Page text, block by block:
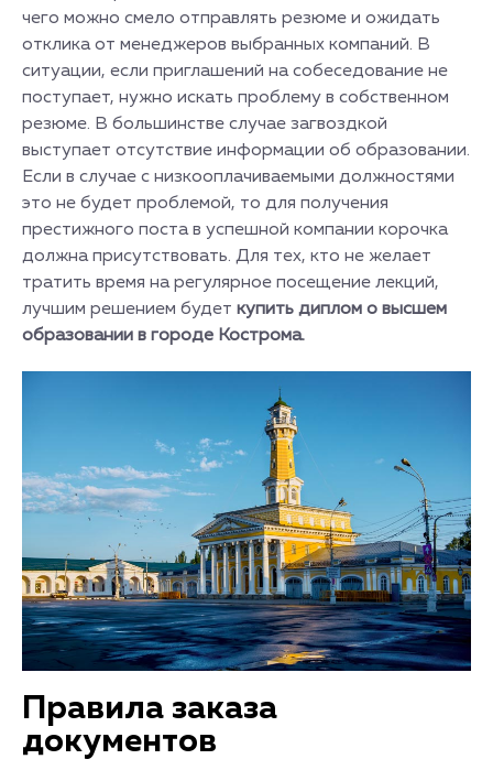
чего можно смело отправлять резюме и ожидать
отклика от менеджеров выбранных компаний. В
ситуации, если приглашений на собеседование не
поступает, нужно искать проблему в собственном
резюме. В большинстве случае загвоздкой
выступает отсутствие информации об образовании.
Если в случае с низкооплачиваемыми должностями
это не будет проблемой, то для получения
престижного поста в успешной компании корочка
должна присутствовать. Для тех, кто не желает
тратить время на регулярное посещение лекций,
лучшим решением будет купить диплом о высшем
образовании в городе Кострома.
Правила заказа
документов